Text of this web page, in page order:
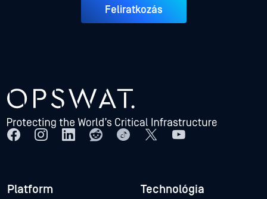
Feliratkozás
Platform Technológia